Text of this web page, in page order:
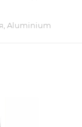
Aluminium